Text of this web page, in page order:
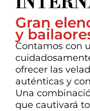
Gran
y
Contamos con
ofrecer las
auténticas y
Una
que cautivará